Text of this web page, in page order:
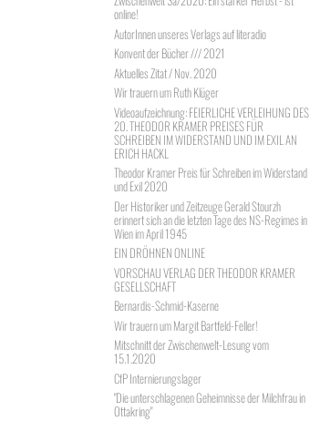
online!
AutorInnen unseres Verlags auf literadio
Konvent der Bücher /// 2021
Aktuelles Zitat / Nov. 2020
Wir trauern um Ruth Klüger
Videoaufzeichnung: FEIERLICHE VERLEIHUNG DES
20. THEODOR KRAMER PREISES FÜR
SCHREIBEN IM WIDERSTAND UND IM EXIL AN
ERICH HACKL
Theodor Kramer Preis für Schreiben im Widerstand
und Exil 2020
Der Historiker und Zeitzeuge Gerald Stourzh
erinnert sich an die letzten Tage des NS-Regimes in
Wien im April 1945
EIN DRÖHNEN ONLINE
VORSCHAU VERLAG DER THEODOR KRAMER
GESELLSCHAFT
Bernardis-Schmid-Kaserne
Wir trauern um Margit Bartfeld-Feller!
Mitschnitt der Zwischenwelt-Lesung vom
15.1.2020
CfP Internierungslager
"Die unterschlagenen Geheimnisse der Milchfrau in
Ottakring"